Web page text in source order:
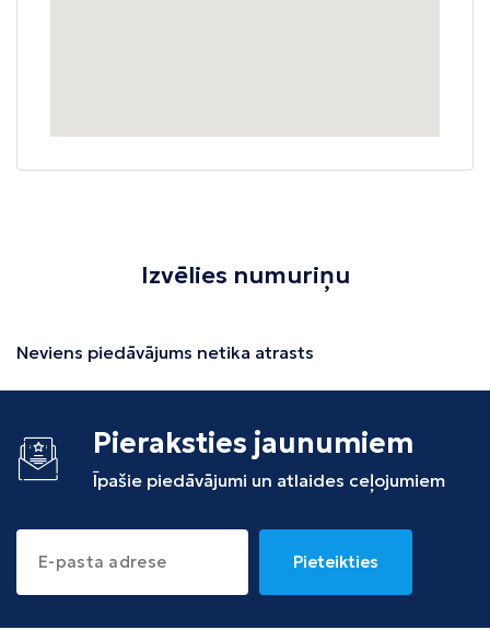
Izvēlies numuriņu
Neviens piedāvājums netika atrasts
Pieraksties jaunumiem
Īpašie piedāvājumi un atlaides ceļojumiem
Pieteikties